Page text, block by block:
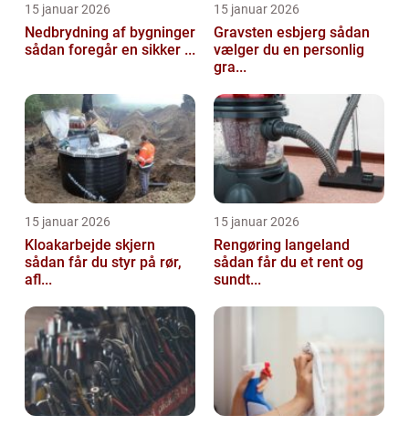
15 januar 2026
Nedbrydning af bygninger
sådan foregår en sikker ...
15 januar 2026
Gravsten esbjerg sådan
vælger du en personlig
gra...
15 januar 2026
Kloakarbejde skjern
sådan får du styr på rør,
afl...
15 januar 2026
Rengøring langeland
sådan får du et rent og
sundt...